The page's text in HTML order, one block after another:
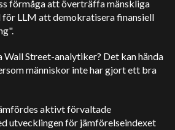
förmåga att överträffa mänskliga
LLM att demokratisera finansiell
Street-analytiker? Det kan hända
människor inte har gjort ett bra
aktivt förvaltade
utvecklingen för jämförelseindexet